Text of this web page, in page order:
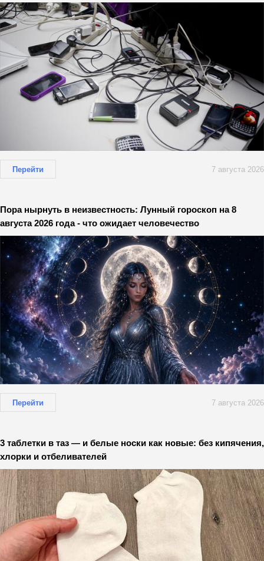
Перейти 7 августа 2026
Пора нырнуть в неизвестность: Лунный гороскоп на 8
августа 2026 года - что ожидает человечество
Перейти 7 августа 2026
3 таблетки в таз — и белые носки как новые: без кипячения,
хлорки и отбеливателей